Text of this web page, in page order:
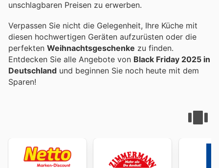
unschlagbaren Preisen zu erwerben.
Verpassen Sie nicht die Gelegenheit, Ihre Küche mit
diesen hochwertigen Geräten aufzurüsten oder die
perfekten Weihnachtsgeschenke zu finden.
Entdecken Sie alle Angebote von Black Friday 2025 in
Deutschland und beginnen Sie noch heute mit dem
Sparen!